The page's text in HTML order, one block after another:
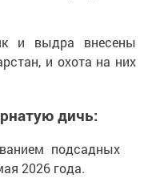
и выдра внесены
и охота на них
дичь:
подсадных
2026 года.